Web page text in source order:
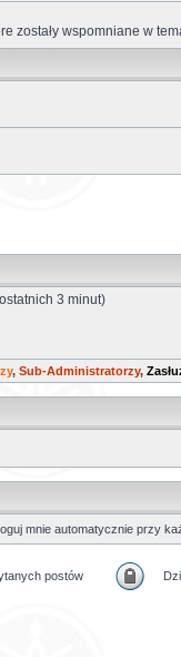
zostały wspomniane w
3 minut)
, Sub-Administratorzy,
mnie automatycznie przy
postów